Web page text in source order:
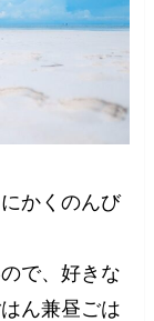
かくのんび
で、好きな
ん兼昼ごは